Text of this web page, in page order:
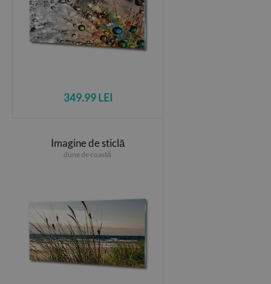
349.99 LEI
Imagine de sticlă
dune de coastă